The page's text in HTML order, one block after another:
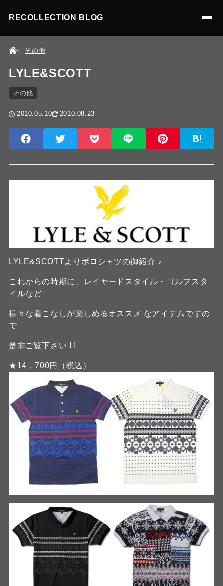
RECOLLECTION BLOG
その他
LYLE&SCOTT
その他
2010.05.10 2010.08.23
LYLE&SCOTTよりポロシャツの御紹介 ♪
これからの時期に、レイヤードスタイル・ゴルフスタ
イルなど
様々な着こなしが楽しめるオススメ なアイテムですの
で
是非ご覧下さい ! !
★14，700円（税込）